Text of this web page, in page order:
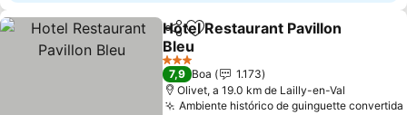
PartilharAdicionar aos favoritos
Hotel Restaurant Pavillon
Bleu
3 Estrelas
7,9 Boa
1.173
Olivet, a 19.0 km de Lailly-en-Val
Ambiente histórico de guinguette convertida